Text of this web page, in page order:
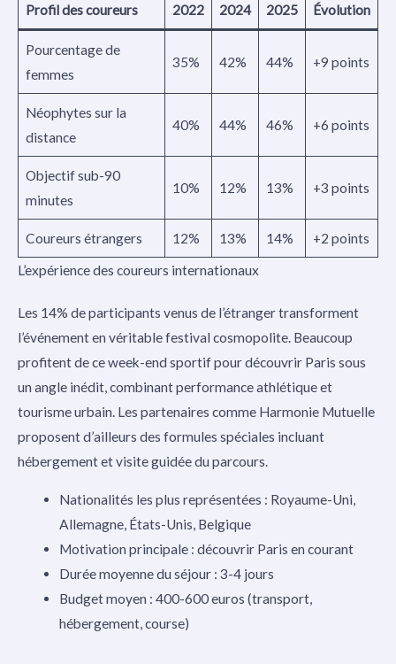
Profil des coureurs 2022 2024 2025 Évolution
Pourcentage de
femmes
35% 42% 44% +9 points
Néophytes sur la
distance
40% 44% 46% +6 points
Objectif sub-90
minutes
10% 12% 13% +3 points
Coureurs étrangers 12% 13% 14%
+2 points
L’expérience des coureurs internationaux
Les 14% de participants venus de l’étranger transforment
l’événement en véritable festival cosmopolite. Beaucoup
profitent de ce week-end sportif pour découvrir Paris sous
un angle inédit, combinant performance athlétique et
tourisme urbain. Les partenaires comme Harmonie Mutuelle
proposent d’ailleurs des formules spéciales incluant
hébergement et visite guidée du parcours.
Nationalités les plus représentées : Royaume-Uni,
Allemagne, États-Unis, Belgique
Motivation principale : découvrir Paris en courant
Durée moyenne du séjour : 3-4 jours
Budget moyen : 400-600 euros (transport,
hébergement, course)